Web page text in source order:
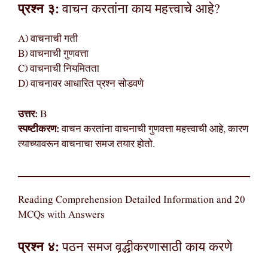
प्रश्न ३:वाचन करतांना काय महत्त्वाचे आहे?
A) वाचनाची गती
B) वाचनाची गुणवत्ता
C) वाचनाची नियमितता
D) वाचनावर आधारित प्रश्न सोडवणे
उत्तर: B
स्पष्टीकरण:वाचन करतांना वाचनाची गुणवत्ता महत्त्वाची आहे, कारण
त्याच्यावरून वाचनाचा समज तयार होतो.
Reading Comprehension Detailed Information and 20
MCQs with Answers
प्रश्न ४:पठन समज वृद्धीकरणासाठी काय करणे